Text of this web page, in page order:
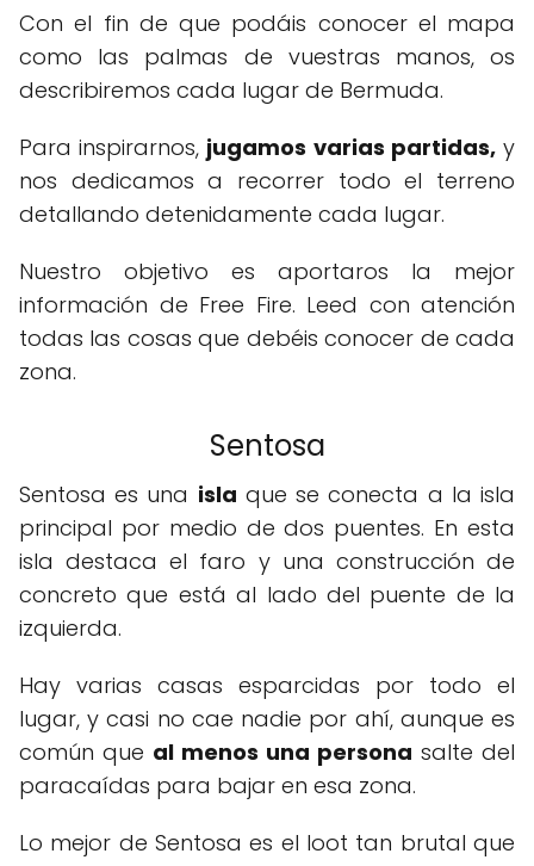
Con el fin de que podáis conocer el mapa
como las palmas de vuestras manos, os
describiremos cada lugar de Bermuda.
Para inspirarnos, jugamos varias partidas,y
nos dedicamos a recorrer todo el terreno
detallando detenidamente cada lugar.
Nuestro objetivo es aportaros la mejor
información de Free Fire. Leed con atención
todas las cosas que debéis conocer de cada
zona.
Sentosa
Sentosa es una isla que se conecta a la isla
principal por medio de dos puentes. En esta
isla destaca el faro y una construcción de
concreto que está al lado del puente de la
izquierda.
Hay varias casas esparcidas por todo el
lugar, y casi no cae nadie por ahí, aunque es
común que al menos una persona salte del
paracaídas para bajar en esa zona.
Lo mejor de Sentosa es el loot tan brutal que